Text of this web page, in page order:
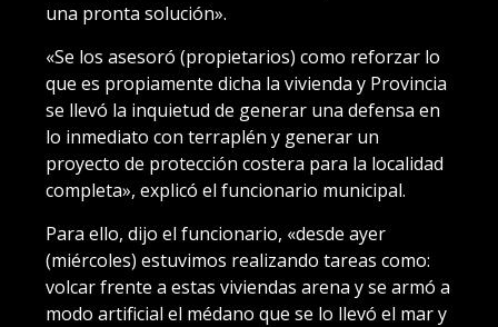
una pronta solución».
«Se los asesoró (propietarios) como reforzar lo
que es propiamente dicha la vivienda y Provincia
se llevó la inquietud de generar una defensa en
lo inmediato con terraplén y generar un
proyecto de protección costera para la localidad
completa», explicó el funcionario municipal.
Para ello, dijo el funcionario, «desde ayer
(miércoles) estuvimos realizando tareas como:
volcar frente a estas viviendas arena y se armó a
modo artificial el médano que se lo llevó el mar y